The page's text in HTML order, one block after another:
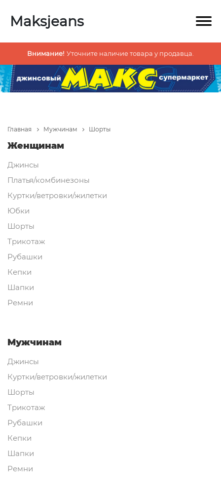
Maksjeans
Внимание! Уточните наличие товара у продавца.
Главная Мужчинам Шорты
Женщинам
Джинсы
Платья/комбинезоны
Куртки/ветровки/жилетки
Юбки
Шорты
Трикотаж
Рубашки
Кепки
Шапки
Ремни
Мужчинам
Джинсы
Куртки/ветровки/жилетки
Шорты
Трикотаж
Рубашки
Кепки
Шапки
Ремни